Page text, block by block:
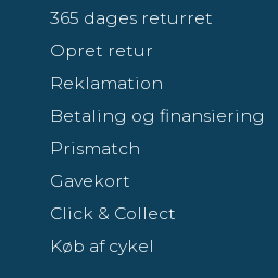
365 dages returret
Opret retur
Reklamation
Betaling og finansiering
Prismatch
Gavekort
Click & Collect
Køb af cykel